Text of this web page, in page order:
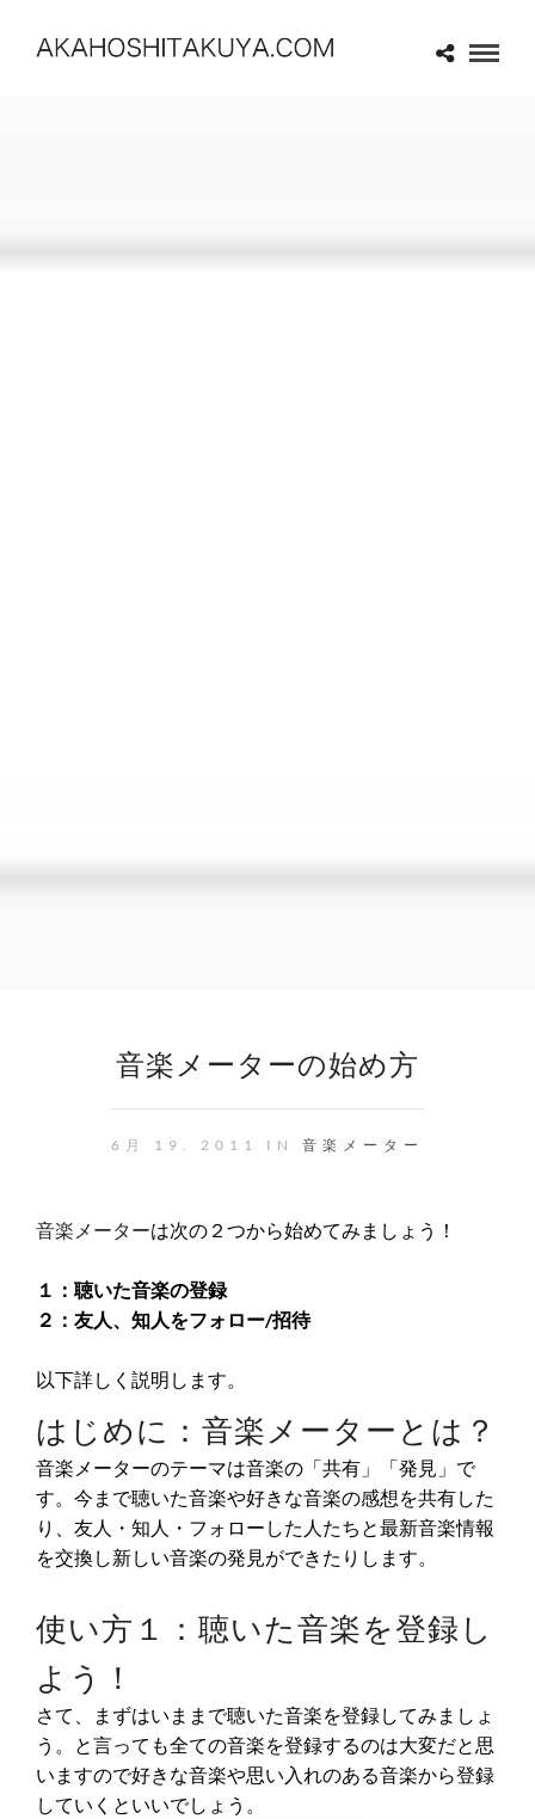
音楽メーターの始め方
6月 19. 2011 IN 音楽メーター
音楽メーターは次の２つから始めてみましょう！
１：聴いた音楽の登録
２：友人、知人をフォロー/招待
以下詳しく説明します。
はじめに：音楽メーターとは？
音楽メーターのテーマは音楽の「共有」「発見」で
す。今まで聴いた音楽や好きな音楽の感想を共有した
り、友人・知人・フォローした人たちと最新音楽情報
を交換し新しい音楽の発見ができたりします。
使い方１：聴いた音楽を登録し
よう！
さて、まずはいままで聴いた音楽を登録してみましょ
う。と言っても全ての音楽を登録するのは大変だと思
いますので好きな音楽や思い入れのある音楽から登録
していくといいでしょう。